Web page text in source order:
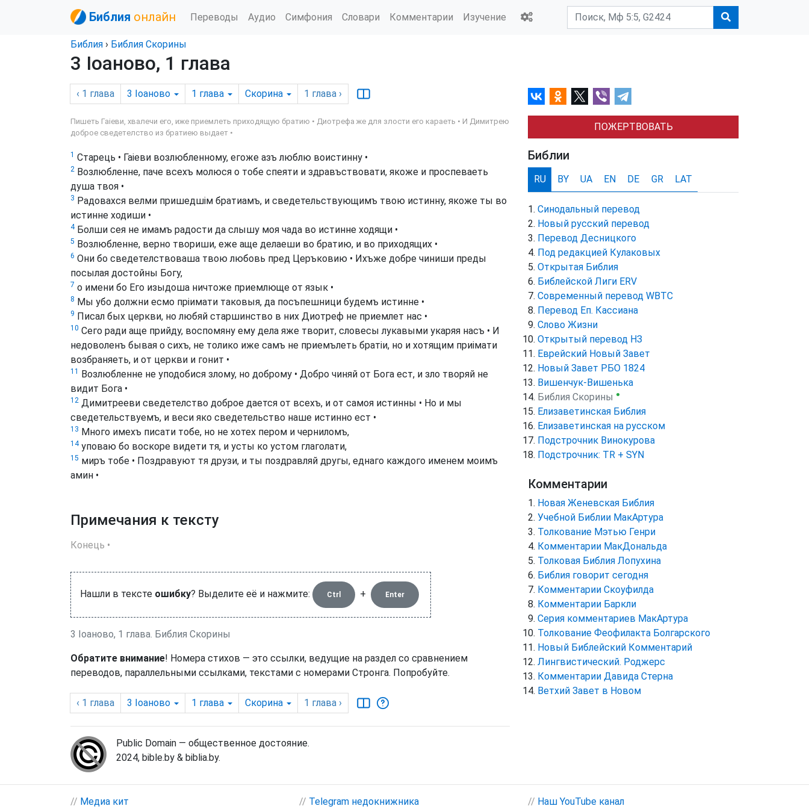
Библия онлайн Переводы Аудио Симфония Словари Комментарии Изучение
Библия › Библия Скорины
3 Іоаново, 1 глава
‹ 1 глава 3 Іоаново 1 глава Скорина 1 глава ›
Пишеть Гаіеви, хвалечи его, иже приемлеть приходящую братию • Диотрефа же для злости его караеть • И Димитрею
доброе сведетелство из братиею выдает •
1 Старець • Гаіеви возлюбленному, егоже азъ люблю воистинну •
2 Возлюбленне, паче всехъ молюся о тобе спеяти и здравъствовати, якоже и проспеваеть
душа твоя •
3 Радовахся велми пришедшім братиамъ, и сведетельствующимъ твою истинну, якоже ты во
истинне ходиши •
4Болши сея не имамъ радости да слышу моя чада во истинне ходящи •
5 Возлюбленне, верно твориши, еже аще делаеши во братию, и во приходящих •
6 Они бо сведетелствоваша твою любовь пред Церъковию • Ихъже добре чиниши преды
посылая достойны Богу,
7 о имени бо Его изыдоша ничтоже приемлюще от язык •
8 Мы убо должни есмо пріимати таковыя, да посъпешници будемъ истинне •
9 Писал бых церкви, но любяй старшинство в них Диотреф не приемлет нас •
10 Сего ради аще прийду, воспомяну ему дела яже творит, словесы лукавыми укаряя насъ • И
недоволенъ бывая о сихъ, не толико иже самъ не приемълеть братіи, но и хотящим приімати
возбраняеть, и от церкви и гонит •
11
Возлюбленне не уподобися злому, но доброму • Добро чиняй от Бога ест, и зло творяй не
видит Бога •
12 Димитрееви сведетелство доброе дается от всехъ, и от самоя истинны • Но и мы
сведетельствуемъ, и веси яко сведетельство наше истинно ест •
13 Много имехъ писати тобе, но не хотех пером и черниломъ,
14уповаю бо воскоре видети тя, и усты ко устом глаголати,
15 миръ тобе • Поздравуют тя друзи, и ты поздравляй другы, еднаго каждого именем моимъ
амин •
Примечания к тексту
Конець •
Нашли в тексте ошибку? Выделите её и нажмите: Ctrl + Enter
3 Іоаново, 1 глава. Библия Скорины
Обратите внимание! Номера стихов — это ссылки, ведущие на раздел со сравнением
переводов, параллельными ссылками, текстами с номерами Стронга. Попробуйте.
‹ 1 глава 3 Іоаново 1 глава Скорина 1 глава ›
Public Domain — общественное достояние.
2024, bible.by & biblia.by.
ПОЖЕРТВОВАТЬ
Библии
RU BY UA EN DE GR LAT
Синодальный перевод
Новый русский перевод
Перевод Десницкого
Под редакцией Кулаковых
Открытая Библия
Библейской Лиги ERV
Cовременный перевод WBTC
Перевод Еп. Кассиана
Слово Жизни
Открытый перевод НЗ
Еврейский Новый Завет
Новый Завет РБО 1824
Вишенчук-Вишенька
Библия Скорины ●
Елизаветинская Библия
Елизаветинская на русском
Подстрочник Винокурова
Подстрочник: TR + SYN
Комментарии
Новая Женевская Библия
Учебной Библии МакАртура
Толкование Мэтью Генри
Комментарии МакДональда
Толковая Библия Лопухина
Библия говорит сегодня
Комментарии Скоуфилда
Комментарии Баркли
Серия комментариев МакАртура
Толкование Феофилакта Болгарского
Новый Библейский Комментарий
Лингвистический. Роджерс
Комментарии Давида Стерна
Ветхий Завет в Новом
// Медиа кит // Telegram недокнижника // Наш YouTube канал